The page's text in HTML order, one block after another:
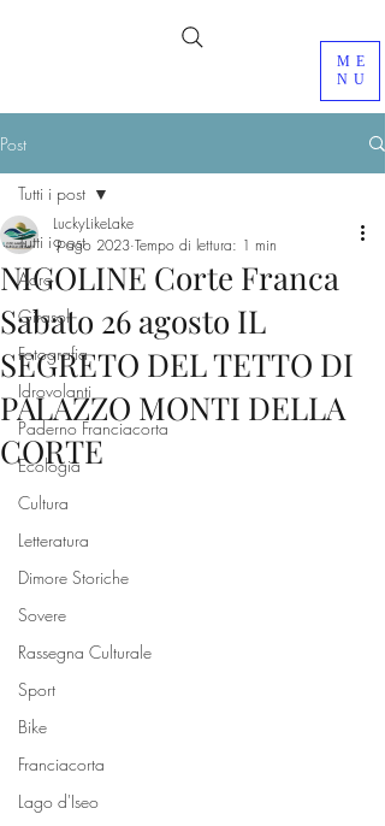
ME
NU
Post
Tutti i post
Adro
Girasoli
Fotografia
Idrovolanti
Paderno Franciacorta
Ecologia
Cultura
Letteratura
Dimore Storiche
Sovere
Rassegna Culturale
Sport
Bike
Franciacorta
Lago d'Iseo
Tutti i post
NIGOLINE Corte Franca
Sabato 26 agosto IL
SEGRETO DEL TETTO DI
PALAZZO MONTI DELLA
CORTE
LuckyLikeLake
9 ago 2023 Tempo di lettura: 1 min